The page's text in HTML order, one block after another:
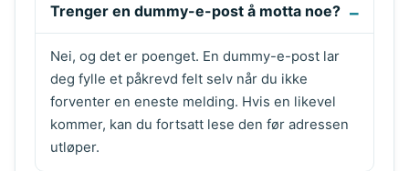
Trenger en dummy-e-post å motta noe?
Nei, og det er poenget. En dummy-e-post lar
deg fylle et påkrevd felt selv når du ikke
forventer en eneste melding. Hvis en likevel
kommer, kan du fortsatt lese den før adressen
utløper.